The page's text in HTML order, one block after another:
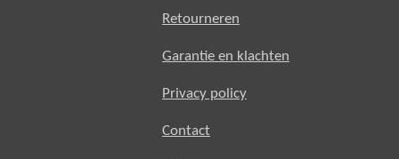
Retourneren
Garantie en klachten
Privacy policy
Contact